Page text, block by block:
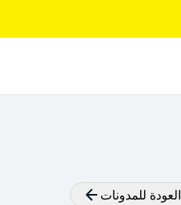
العودة للمدونات